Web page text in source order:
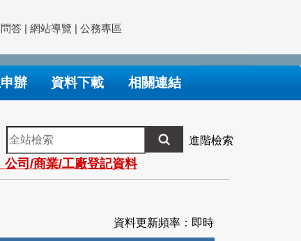
答 | 網站導覽 | 公務專區
辦 資料下載 相關連結
全
站
檢
索
進階檢索
公司/商業/工廠登記資料
資料更新頻率：即時